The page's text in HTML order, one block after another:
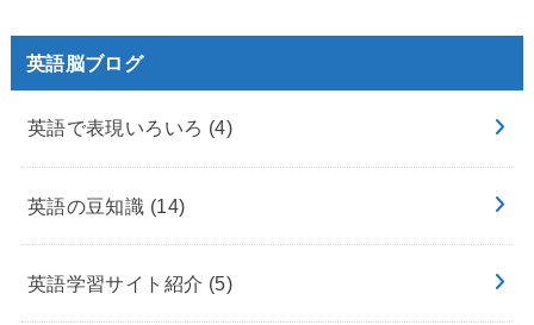
英語脳ブログ
英語で表現いろいろ (4)
英語の豆知識 (14)
英語学習サイト紹介 (5)